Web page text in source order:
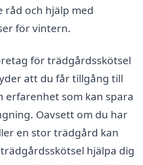
råd och hjälp med
för vintern.
för trädgårdsskötsel
att du får tillgång till
erfarenhet som kan spara
Oavsett om du har
en stor trädgård kan
hjälpa dig